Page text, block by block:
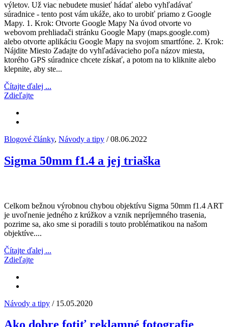
výletov. Už viac nebudete musieť hádať alebo vyhľadávať
súradnice - tento post vám ukáže, ako to urobiť priamo z Google
Mapy. 1. Krok: Otvorte Google Mapy Na úvod otvorte vo
webovom prehliadači stránku Google Mapy (maps.google.com)
alebo otvorte aplikáciu Google Mapy na svojom smartfóne. 2. Krok:
Nájdite Miesto Zadajte do vyhľadávacieho poľa názov miesta,
ktorého GPS súradnice chcete získať, a potom na to kliknite alebo
klepnite, aby ste...
Čítajte ďalej ...
Zdieľajte
Blogové články, Návody a tipy / 08.06.2022
Sigma 50mm f1.4 a jej triaška
Celkom bežnou výrobnou chybou objektívu Sigma 50mm f1.4 ART
je uvoľnenie jedného z krúžkov a vznik nepríjemného trasenia,
pozrime sa, ako sme si poradili s touto problématikou na našom
objektíve....
Čítajte ďalej ...
Zdieľajte
Návody a tipy / 15.05.2020